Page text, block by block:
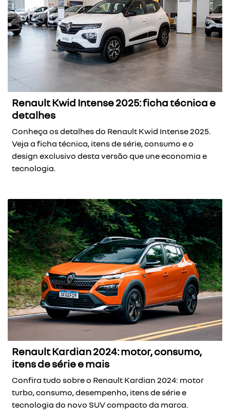
Renault Kwid Intense 2025: ficha técnica e
detalhes
Conheça os detalhes do Renault Kwid Intense 2025.
Veja a ficha técnica, itens de série, consumo e o
design exclusivo desta versão que une economia e
tecnologia.
Renault Kardian 2024: motor, consumo,
itens de série e mais
Confira tudo sobre o Renault Kardian 2024: motor
turbo, consumo, desempenho, itens de série e
tecnologia do novo SUV compacto da marca.